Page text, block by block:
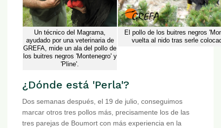
Un técnico del Magrama,
ayudado por una veterinaria de
GREFA, mide un ala del pollo de
los buitres negros 'Montenegro' y
'Pline'.
El pollo de los buitres negros
vuelta al nido tras serle
¿Dónde está 'Perla'?
Dos semanas después, el 19 de julio, conseguimos
marcar otros tres pollos más, precisamente los de las
tres parejas de Boumort con más experiencia en la